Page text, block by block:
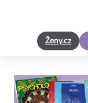
Ženy.cz